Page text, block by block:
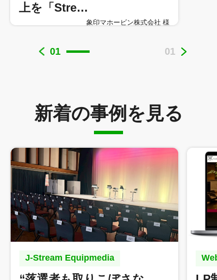
上を「Stre…
象印マホービン株式会社 様
01 01
新着の事例を見る
J-Stream Equipmedia